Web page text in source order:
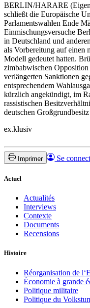
BERLIN/HARARE
schließt die Europäische
Parlamentswahlen Ende
Einmischungsversuche
in Deutschland und
als Vorbereitung auf einen
Modell gedeutet hatten.
zimbabwischen
verlängerten Sanktionen
entsprechendem
kürzlich angekündigt, im
rassistischen
deutschen
ex.klusiv
Imprimer Se
Actuel
Actualités
Interviews
Contexte
Documents
Recensions
Histoire
Réorganisation de
Économie à grande
Politique militaire
Politique du